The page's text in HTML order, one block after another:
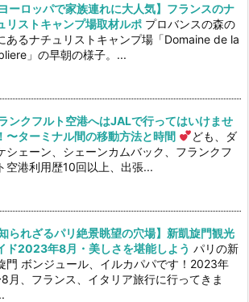
ヨーロッパで家族連れに大人気】フランスのナ
リストキャンプ場取材ルポ プロバンスの森の
あるナチュリストキャンプ場「Domaine de la
」の早朝の様子。...
ンクフルト空港へはJALで行ってはいけませ
〜ターミナル間の移動方法と時間
ども、ダ
シェーン、シェーンカムバック、フランクフ
空港利用歴10回以上、出張...
知られざるパリ絶景眺望の穴場】新凱旋門観光
ド2023年8月・美しさを堪能しよう パリの新
門 ボンジュール、イルカパパです！2023年
月、フランス、イタリア旅行に行ってきま